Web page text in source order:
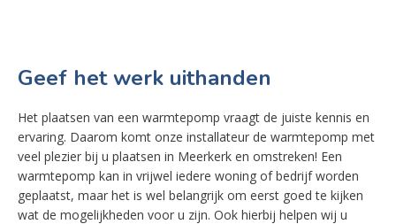
Geef het werk uithanden
Het plaatsen van een warmtepomp vraagt de juiste kennis en
ervaring. Daarom komt onze installateur de warmtepomp met
veel plezier bij u plaatsen in Meerkerk en omstreken! Een
warmtepomp kan in vrijwel iedere woning of bedrijf worden
geplaatst, maar het is wel belangrijk om eerst goed te kijken
wat de mogelijkheden voor u zijn. Ook hierbij helpen wij u